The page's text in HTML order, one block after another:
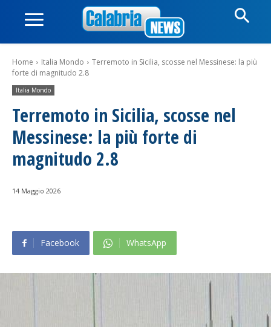
Home Italia Mondo
Terremoto in Sicilia, scosse nel Messinese: la più
forte di magnitudo 2.8
Italia Mondo
Terremoto in Sicilia, scosse nel
Messinese: la più forte di
magnitudo 2.8
14 Maggio 2026
Facebook WhatsApp